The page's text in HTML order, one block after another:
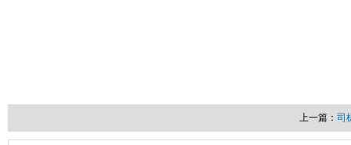
上一篇： 司